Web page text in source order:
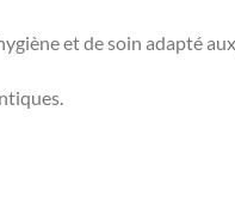
et de soin adapté